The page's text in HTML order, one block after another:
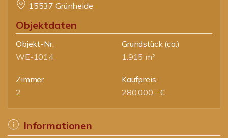
15537 Grünheide
Objektdaten
Objekt-Nr.
WE-1014
Grundstück(ca.)
1.915 m²
Zimmer
2
Kaufpreis
280.000,- €
Informationen